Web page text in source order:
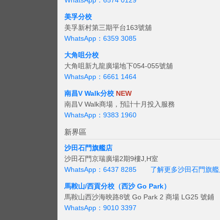
美孚分校
美孚新村第三期平台163號舖
WhatsApp：6359 3085
大角咀分校
大角咀新九龍廣場地下054-055號舖
WhatsApp：6661 1464
南昌V Walk分校 NEW
南昌V Walk商場，預計十月投入服務
WhatsApp：9383 1960
新界區
沙田石門旗艦店
沙田石門京瑞廣場2期9樓J,H室
WhatsApp：6437 8285
了解更多沙田石門旗
馬鞍山/西貢分校（西沙 Go Park）
馬鞍山西沙海映路8號 Go Park 2 商場 LG25 號鋪
WhatsApp：9010 3397